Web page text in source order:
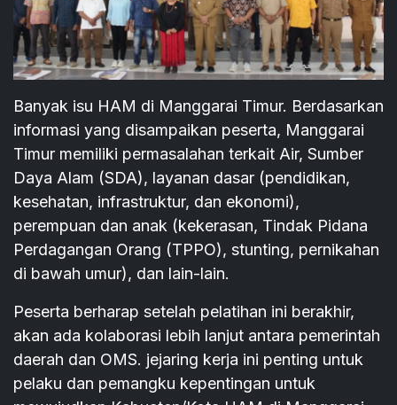
Banyak isu HAM di Manggarai Timur. Berdasarkan
informasi yang disampaikan peserta, Manggarai
Timur memiliki permasalahan terkait Air, Sumber
Daya Alam (SDA), layanan dasar (pendidikan,
kesehatan, infrastruktur, dan ekonomi),
perempuan dan anak (kekerasan, Tindak Pidana
Perdagangan Orang (TPPO), stunting, pernikahan
di bawah umur), dan lain-lain.
Peserta berharap setelah pelatihan ini berakhir,
akan ada kolaborasi lebih lanjut antara pemerintah
daerah dan OMS. jejaring kerja ini penting untuk
pelaku dan pemangku kepentingan untuk